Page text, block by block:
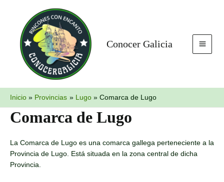
contenido
Conocer Galicia
Inicio Provincias Lugo Comarca de Lugo
Comarca de Lugo
La Comarca de Lugo es una comarca gallega perteneciente a la
Provincia de Lugo. Está situada en la zona central de dicha
Provincia.